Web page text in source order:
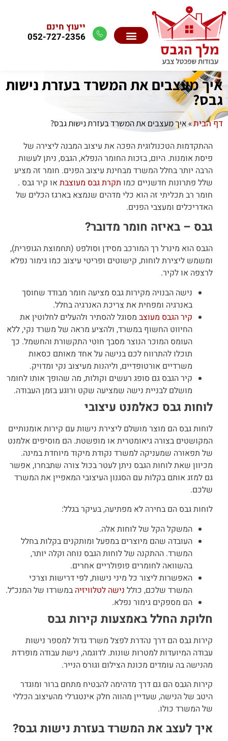
ייעוץ חינם
052-727-2356
איך מעצבים את המשרד בעזרת נישות
גבס?
דף הבית»איך מעצבים את המשרד בעזרת נישות גבס?
ההתקדמות הטכנולוגית הפכה את עיצוב המבנה ליצירה של
פיסת אומנות. היום, בזכות החומר הנפלא, הגבס, ניתן לעשות
הרבה יותר בחלל המשרד מבחינת עיצוב הפנים. חומר זה מציע
שלל פתרונות חדשניים כמו תקרת גבס מעוצבתאו קיר גבס .
חומר רב תכליתי זה הוא כלי מדהים שנמצא בארגז הכלים של
האדריכלים ומעצבי הפנים.
גבס – באיזה חומר מדובר?
הגבס הוא מינרל רך המורכב מסידן וסולפט (תחמוצת הגופרית),
ומשמש ליצירת לוחות, קישוטים ופריטי עיצוב כמו גימור נפלא
לרצפה או לקיר.
נישה הבנויה מקירות גבס מציעה חומר מבודד שחוסך
באנרגיה ומפחית את צריכת האנרגיה בחלל.
קיר הגבס מעוצב מסוגל להסתיר ולהעלים לחלוטין את
החיווט החשוף במשרד, ולהציע מראה של משרד נקי, ללא
העומס המוכר הנוצר מסבך חוטי התקשורת והחשמל. כך
תוכלו להתרווח לכם בנישה על אחד מאותם כסאות
משרדיים אורטופדיים, וליהנות מעיצוב נקי ומדויק.
קיר הגבס גם סופג רעשים וקולות, מה שהופך אותו לחומר
מושלם לבניית נישה שמציעה שקט ורוגע בזמן העבודה.
לוחות גבס כאלמנט עיצובי
לוחות גבס הם מוצר מושלם ליצירת נישות עם קירות אומנותיים
המקושטים בצורה גיאומטרית או מופשטת. הם מוסיפים אלמנט
של תפאורה שמעניקה למשרד נקודת מיקוד מיוחדת במינה.
מכיוון שאת לוחות הגבס ניתן לעטר בכול צורה שתבחרו, אפשר
גם למזג אותם בקלות עם הסגנון העיצובי המאפיין את המשרד
שלכם.
לוחות גבס הם בחירה לא מפתיעה, בעיקר בגלל:
המשקל הקל של לוחות אלה.
העובדה שהם מיוצרים במפעל ומותקנים בקלות בחלל
המשרד. ההתקנה של לוחות הגבס נוחה וקלה יותר,
בהשוואה לחומרים פופולריים אחרים.
האפשרות ליצור כל מיני נישות, לפי דרישות וצרכי
המשרד שלכם, כולל נישה לטלוויזיה במשרדו של המנכ״ל.
הם מספקים גימור נפלא.
חלוקת החלל באמצעות קירות גבס
קירות גבס הם דרך נהדרת לפצל משרד גדול למספר נישות
עבודה המיועדות למטרות שונות. לדוגמה, נישת עבודה מופרדת
מהנישה בה עומדים מכונת הצילום וגורס הנייר.
קירות הגבס הם גם דרך מדהימה להבטיח מתחם ברור ומוגדר
היטב של הנישה, שעדיין מהווה חלק אינטגרלי מהעיצוב הכללי
של המשרד כולו.
איך לעצב את המשרד בעזרת נישות גבס?